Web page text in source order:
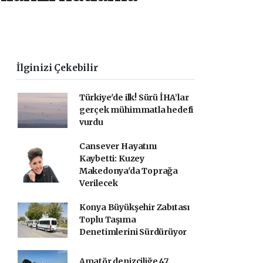
İlginizi Çekebilir
Türkiye'de ilk! Sürü İHA’lar
gerçek mühimmatla hedefi
vurdu
Cansever Hayatını
Kaybetti: Kuzey
Makedonya'da Toprağa
Verilecek
Konya Büyükşehir Zabıtası
Toplu Taşıma
Denetimlerini Sürdürüyor